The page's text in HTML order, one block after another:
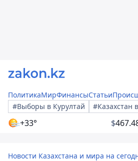
ПолитикаМирФинансыСтатьи
#Выборы в Курултай
#Казахстан
+33° $
Новости Казахстана и мира на